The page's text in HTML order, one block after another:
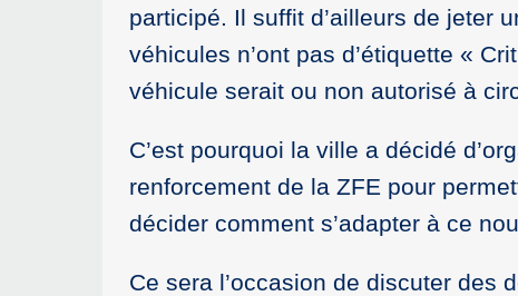
participé. Il suffit d’ailleurs de jeter
véhicules n’ont pas d’étiquette «
véhicule serait ou non autorisé à
C’est pourquoi la ville a décidé
renforcement de la ZFE pour
décider comment s’adapter à ce
Ce sera l’occasion de discuter des